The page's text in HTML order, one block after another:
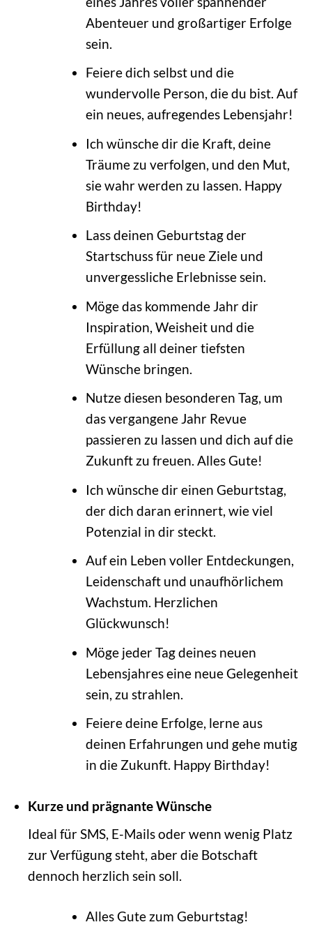
Abenteuer und großartiger Erfolge
sein.
Feiere dich selbst und die
wundervolle Person, die du bist. Auf
ein neues, aufregendes Lebensjahr!
Ich wünsche dir die Kraft, deine
Träume zu verfolgen, und den Mut,
sie wahr werden zu lassen. Happy
Birthday!
Lass deinen Geburtstag der
Startschuss für neue Ziele und
unvergessliche Erlebnisse sein.
Möge das kommende Jahr dir
Inspiration, Weisheit und die
Erfüllung all deiner tiefsten
Wünsche bringen.
Nutze diesen besonderen Tag, um
das vergangene Jahr Revue
passieren zu lassen und dich auf die
Zukunft zu freuen. Alles Gute!
Ich wünsche dir einen Geburtstag,
der dich daran erinnert, wie viel
Potenzial in dir steckt.
Auf ein Leben voller Entdeckungen,
Leidenschaft und unaufhörlichem
Wachstum. Herzlichen
Glückwunsch!
Möge jeder Tag deines neuen
Lebensjahres eine neue Gelegenheit
sein, zu strahlen.
Feiere deine Erfolge, lerne aus
deinen Erfahrungen und gehe mutig
in die Zukunft. Happy Birthday!
Kurze und prägnante Wünsche
Ideal für SMS, E-Mails oder wenn wenig Platz
zur Verfügung steht, aber die Botschaft
dennoch herzlich sein soll.
Alles Gute zum Geburtstag!